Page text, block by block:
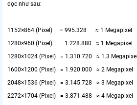
dọc như sau:
1152×864 (Pixel) = 995.328 ≈ 1 Megapixel
1280×960 (Pixel) = 1.228.880 ≈ 1 Megapixel
1280×1024 (Pixel) = 1.310.720 ≈ 1.3 Megapixel
1600×1200 (Pixel) = 1.920.000 ≈ 2 Megapixel
2048×1536 (Pixel) = 3.145.728 ≈ 3 Megapixel
2272×1704 (Pixel) = 3.871.488 ≈ 4 Megapixel